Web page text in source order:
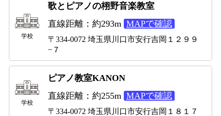
学校
歌とピアノの栩野音楽教室
直線距離：約293m MAPで確認
〒334-0072 埼玉県川口市安行吉岡１２９９
−７
学校
ピアノ教室KANON
直線距離：約255m MAPで確認
〒334-0072 埼玉県川口市安行吉岡１８１７